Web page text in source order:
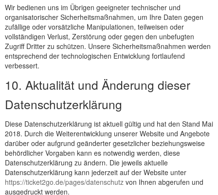
Wir bedienen uns im Übrigen geeigneter technischer und
organisatorischer Sicherheitsmaßnahmen, um Ihre Daten gegen
zufällige oder vorsätzliche Manipulationen, teilweisen oder
vollständigen Verlust, Zerstörung oder gegen den unbefugten
Zugriff Dritter zu schützen. Unsere Sicherheitsmaßnahmen werden
entsprechend der technologischen Entwicklung fortlaufend
verbessert.
10. Aktualität und Änderung dieser
Datenschutzerklärung
Diese Datenschutzerklärung ist aktuell gültig und hat den Stand Mai
2018. Durch die Weiterentwicklung unserer Website und Angebote
darüber oder aufgrund geänderter gesetzlicher beziehungsweise
behördlicher Vorgaben kann es notwendig werden, diese
Datenschutzerklärung zu ändern. Die jeweils aktuelle
Datenschutzerklärung kann jederzeit auf der Website unter
https://ticket2go.de/pages/datenschutz von Ihnen abgerufen und
ausgedruckt werden.